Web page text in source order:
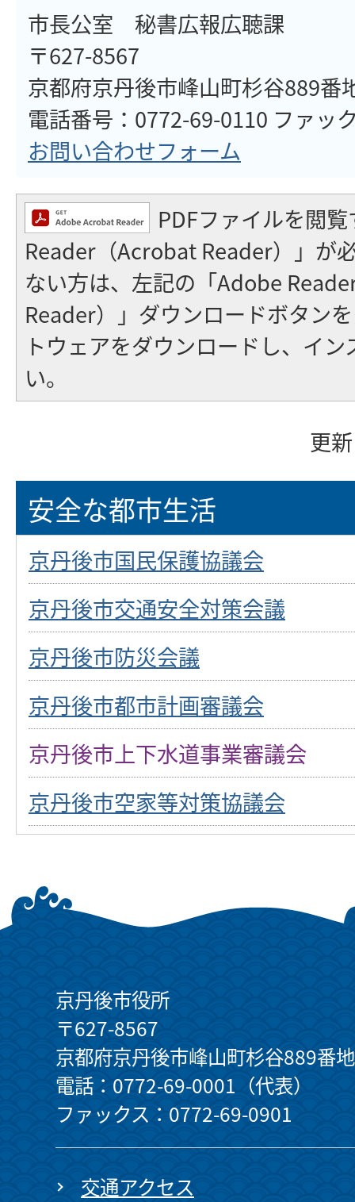
市長公室 秘書広報広聴課
〒627-8567
京都府京丹後市峰山町杉谷889番
電話番号：0772-69-0110 ファッ
お問い合わせフォーム
PDFファイルを閲
Reader（Acrobat Reader）」が
ない方は、左記の「Adobe
Reader）」ダウンロードボタン
トウェアをダウンロードし、イ
い。
更
安全な都市生活
京丹後市国民保護協議会
京丹後市交通安全対策会議
京丹後市防災会議
京丹後市都市計画審議会
京丹後市上下水道事業審議会
京丹後市空家等対策協議会
京丹後市役所
〒627-8567
京都府京丹後市峰山町杉谷889番地
電話：0772-69-0001（代表）
ファックス：0772-69-0901
交通アクセス